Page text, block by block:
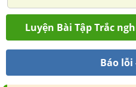
Luyện Bài Tập Trắc
Báo lỗi